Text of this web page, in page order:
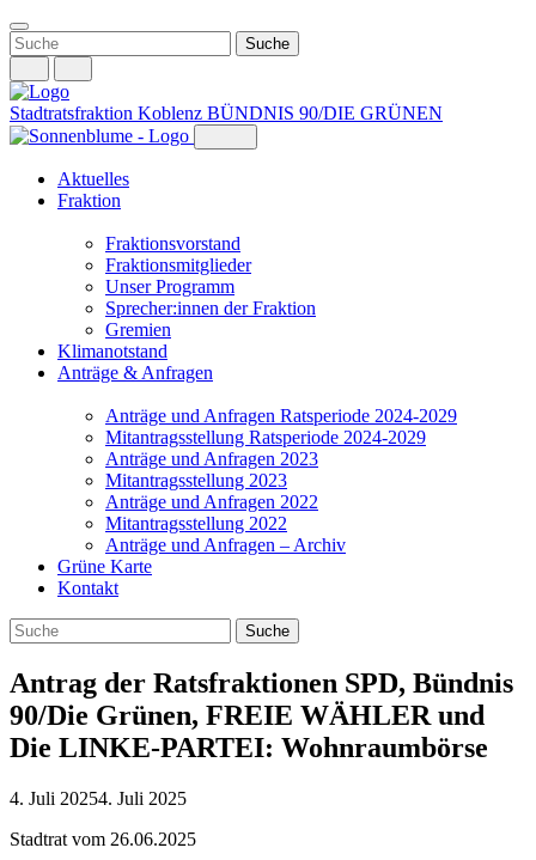
Weiter
zum
Inhalt
Stadtratsfraktion Koblenz BÜNDNIS 90/DIE GRÜNEN
Aktuelles
Fraktion
Fraktionsvorstand
Fraktionsmitglieder
Unser Programm
Sprecher:innen der Fraktion
Gremien
Klimanotstand
Anträge & Anfragen
Anträge und Anfragen Ratsperiode 2024-2029
Mitantragsstellung Ratsperiode 2024-2029
Anträge und Anfragen 2023
Mitantragsstellung 2023
Anträge und Anfragen 2022
Mitantragsstellung 2022
Anträge und Anfragen – Archiv
Grüne Karte
Kontakt
Antrag der Ratsfraktionen SPD, Bündnis
90/Die Grünen, FREIE WÄHLER und
Die LINKE-PARTEI: Wohnraumbörse
4. Juli 20254. Juli 2025
Stadtrat vom 26.06.2025